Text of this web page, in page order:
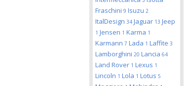
Fraschini 9 Isuzu 2
ItalDesign 34 Jaguar 13 Jeep
1 Jensen 1 Karma 1
Karmann 7 Lada 1 Laffite 3
Lamborghini 20 Lancia 64
Land Rover 1 Lexus 1
Lincoln 1 Lola 1 Lotus 5